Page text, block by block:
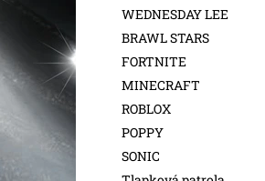
n
n
í
p
a
n
WEDNESDAY LEE
BRAWL STARS
FORTNITE
MINECRAFT
ROBLOX
POPPY
SONIC